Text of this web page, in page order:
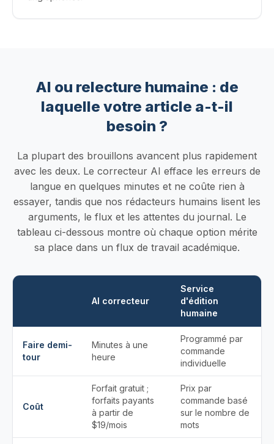
AI ou relecture humaine : de
laquelle votre article a-t-il
besoin ?
La plupart des brouillons avancent plus rapidement
avec les deux. Le correcteur AI efface les erreurs de
langue en quelques minutes et ne coûte rien à
essayer, tandis que nos rédacteurs humains lisent les
arguments, le flux et les attentes du journal. Le
tableau ci-dessous montre où chaque option mérite
sa place dans un flux de travail académique.
AI correcteur
Service
d'édition
humaine
Faire demi-
tour
Minutes à une
heure
Programmé par
commande
individuelle
Coût
Forfait gratuit ;
forfaits payants
à partir de
$19/mois
Prix ​​par
commande basé
sur le nombre de
mots